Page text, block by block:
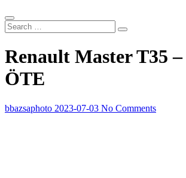
Renault Master T35
ÖTE
bbazsaphoto 2023-07-03 No Comments